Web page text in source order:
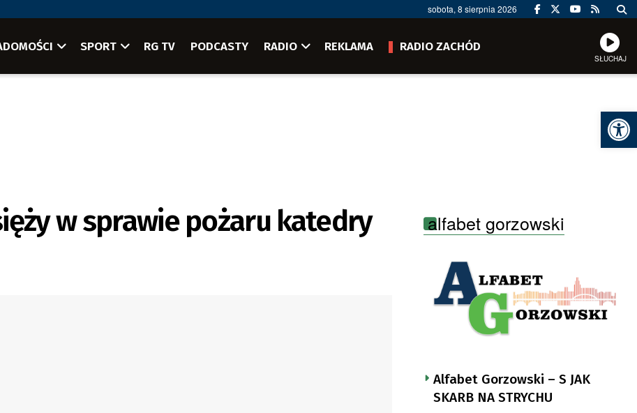
sobota, 8 sierpnia 2026
SPORT RG TV PODCASTY RADIO REKLAMA RADIO ZACHÓD
SŁUCHAJ
w sprawie pożaru katedry alfabet gorzowski
Alfabet Gorzowski – S JAK
SKARB NA STRYCHU